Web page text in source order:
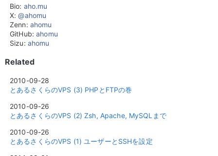
Bio: aho.mu
X:@ahomu
Zenn: ahomu
GitHub:ahomu
Sizu: ahomu
Related
2010-09-28
とあるさくらのVPS (3) PHPとFTPの巻
2010-09-26
とあるさくらのVPS (2) Zsh, Apache, MySQLまで
2010-09-26
とあるさくらのVPS (1) ユーザーとSSHを設定